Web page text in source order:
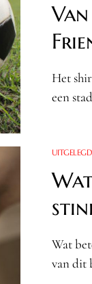
Het
een
UITGELEGD
Wat
van dit